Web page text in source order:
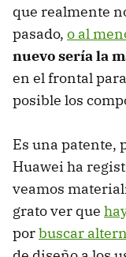
que realmente
pasado, o al
nuevo sería la
en el frontal
posible los
Es una patente,
Huawei ha
veamos
grato ver que
porbuscar